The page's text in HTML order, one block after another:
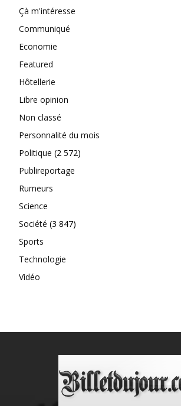
Çà m'intéresse
Communiqué
Economie
Featured
Hôtellerie
Libre opinion
Non classé
Personnalité du mois
Politique (2 572)
Publireportage
Rumeurs
Science
Société (3 847)
Sports
Technologie
Vidéo